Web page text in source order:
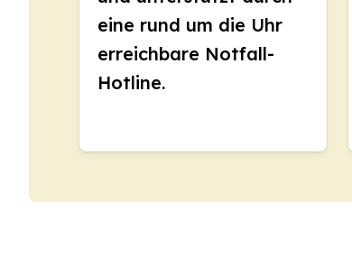
Langzeitkurse
Privatunterricht
Online-
Langzeitkurse
eine rund um die Uhr
erreichbare Notfall-
Hotline.